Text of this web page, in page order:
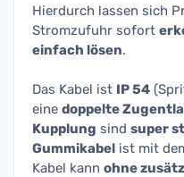
Hierdurch lassen sich
Stromzufuhr sofort
einfach lösen.
Das Kabel ist IP 54
eine doppelte
Kupplung sind super
Gummikabel ist mit
Kabel kann ohne